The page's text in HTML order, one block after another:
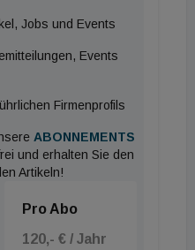
Jobs und Events
Events
Firmenprofils
ABONNEMENTS
und erhalten Sie den
Artikeln!
Pro Abo
120,- € / Jahr